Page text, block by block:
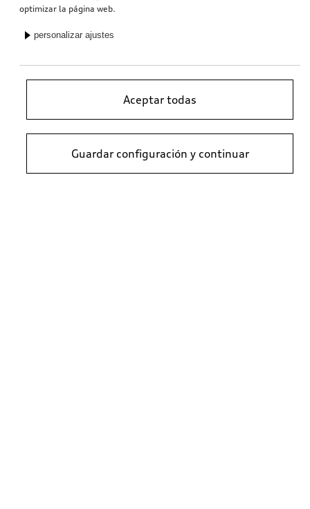
optimizar la página web.
personalizar ajustes
Aceptar todas
Guardar configuración y continuar